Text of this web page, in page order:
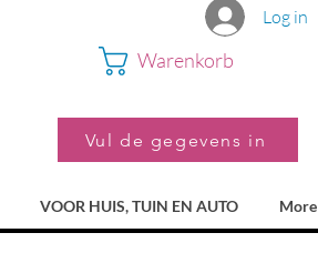
Log in
Warenkorb
Vul de gegevens in
VOOR HUIS, TUIN EN AUTO More